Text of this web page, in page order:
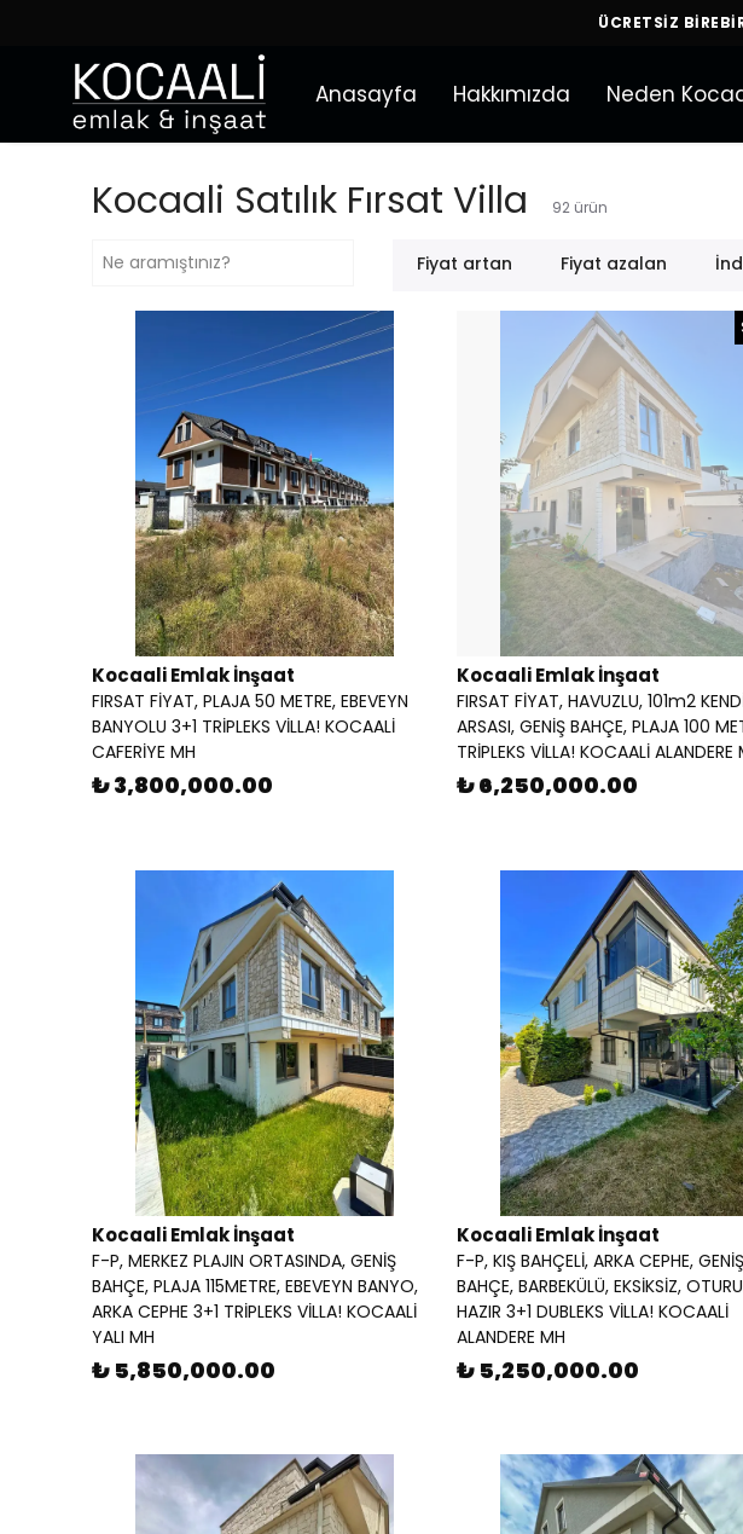
ÜCRETSİZ
Anasayfa Hakkımızda Neden
Kocaali Satılık Fırsat Villa 92 ürün
Fiyat artan Fiyat azalan
Kocaali Emlak İnşaat
FIRSAT FİYAT, PLAJA 50 METRE, EBEVEYN
BANYOLU 3+1 TRİPLEKS VİLLA! KOCAALİ
CAFERİYE MH
₺ 3,800,000.00
Kocaali Emlak İnşaat
FIRSAT FİYAT, HAVUZLU, 101m2
ARSASI, GENİŞ BAHÇE, PLAJA 100
TRİPLEKS VİLLA! KOCAALİ ALANDERE
₺ 6,250,000.00
Kocaali Emlak İnşaat
F-P, MERKEZ PLAJIN ORTASINDA, GENİŞ
BAHÇE, PLAJA 115METRE, EBEVEYN BANYO,
ARKA CEPHE 3+1 TRİPLEKS VİLLA! KOCAALİ
YALI MH
₺ 5,850,000.00
Kocaali Emlak İnşaat
F-P, KIŞ BAHÇELİ, ARKA CEPHE, GENİŞ
BAHÇE, BARBEKÜLÜ, EKSİKSİZ,
HAZIR 3+1 DUBLEKS VİLLA! KOCAALİ
ALANDERE MH
₺ 5,250,000.00